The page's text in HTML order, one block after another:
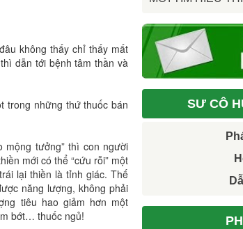
không thấy chỉ thấy mất
dẫn tới bệnh tâm thần và
trong những thứ thuốc bán
mộng tưởng” thì con người
mới có thể “cứu rỗi” một
lại thiền là tỉnh giác. Thế
năng lượng, không phải
tiêu hao giảm hơn một
bớt… thuốc ngủ!
SƯ CÔ